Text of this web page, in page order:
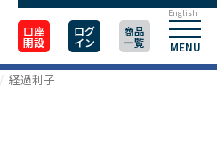
口座
開設
ログ
イン
商品
一覧 MENU
English
経過利子